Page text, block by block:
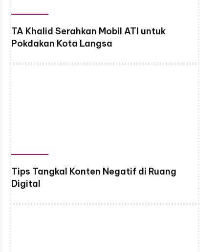
TA Khalid Serahkan Mobil ATI untuk
Pokdakan Kota Langsa
Tips Tangkal Konten Negatif di Ruang
Digital